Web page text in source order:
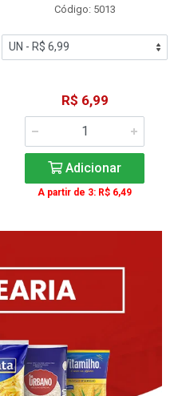
Código: 5013
R$ 6,99
Adicionar
A partir de 3: R$ 6,49